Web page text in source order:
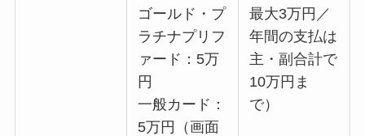
ゴールド・プ
ラチナプリフ
ァード：5万
円
一般カード：
5万円（画面
最大3万円／
年間の支払は
主・副合計で
10万円ま
で）